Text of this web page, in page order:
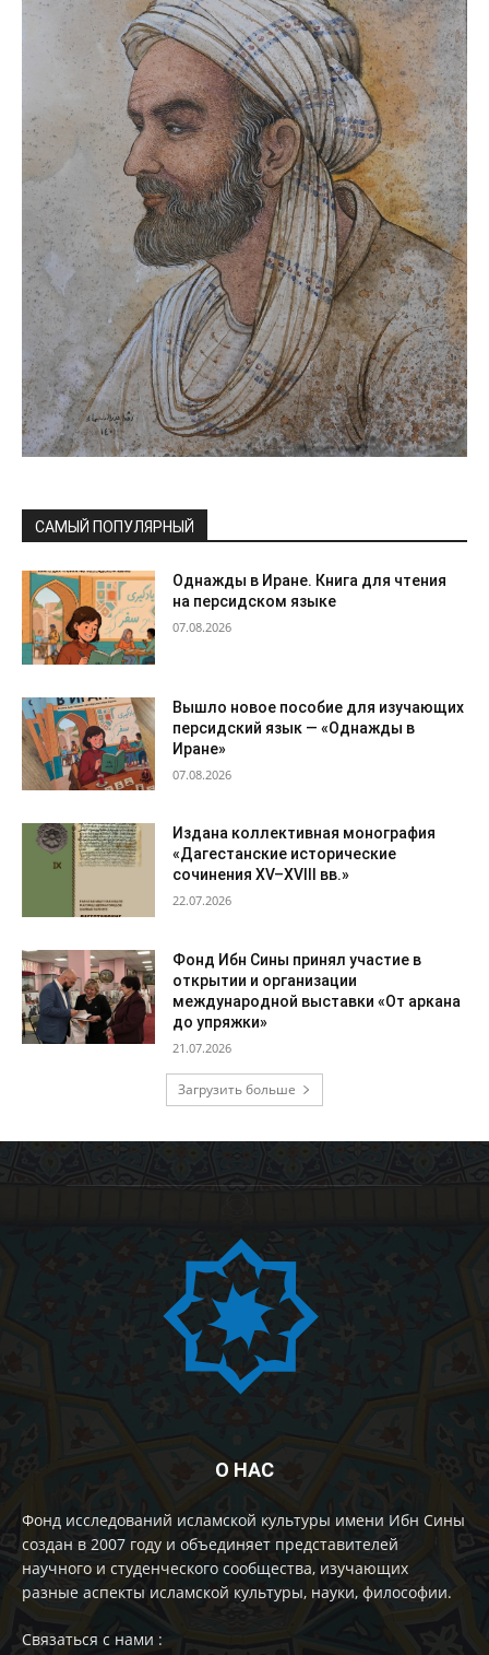
САМЫЙ ПОПУЛЯРНЫЙ
Однажды в Иране. Книга для чтения
на персидском языке
07.08.2026
Вышло новое пособие для изучающих
персидский язык — «Однажды в
Иране»
07.08.2026
Издана коллективная монография
«Дагестанские исторические
сочинения XV–XVIII вв.»
22.07.2026
Фонд Ибн Сины принял участие в
открытии и организации
международной выставки «От аркана
до упряжки»
21.07.2026
Загрузить больше
О НАС
Фонд исследований исламской культуры имени Ибн Сины
создан в 2007 году и объединяет представителей
научного и студенческого сообщества, изучающих
разные аспекты исламской культуры, науки, философии.
Cвязаться с нами :